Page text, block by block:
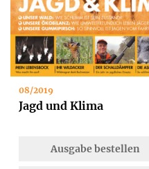
08/2019
Jagd und Klima
Ausgabe bestellen